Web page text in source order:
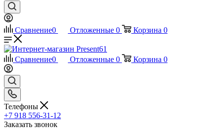
Сравнение0 Отложенные 0 Корзина 0
Сравнение0 Отложенные 0 Корзина 0
Телефоны
+7 918 556-31-12
Заказать звонок